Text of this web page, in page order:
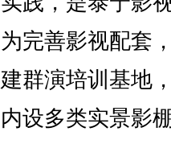
完善影视配套
群演培训基地
设多类实景影